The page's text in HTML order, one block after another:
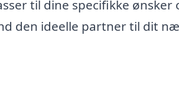
til dine specifikke ønsker
den ideelle partner til dit